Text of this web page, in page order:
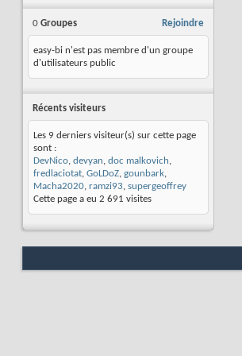
Rejoindre
0 Groupes
easy-bi n'est pas membre d'un groupe
d'utilisateurs public
Récents visiteurs
Les 9 derniers visiteur(s) sur cette page
sont :
DevNico, devyan, doc malkovich,
fredlaciotat, GoLDoZ, gounbark,
Macha2020, ramzi93, supergeoffrey
Cette page a eu 2 691 visites